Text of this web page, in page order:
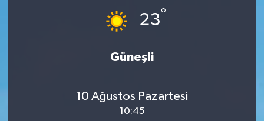
23°
Güneşli
10 Ağustos Pazartesi
10:45